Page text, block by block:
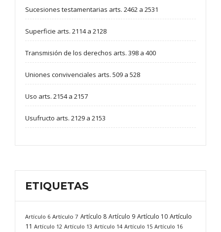
Sucesiones testamentarias arts. 2462 a 2531
Superficie arts. 2114 a 2128
Transmisión de los derechos arts. 398 a 400
Uniones convivenciales arts. 509 a 528
Uso arts. 2154 a 2157
Usufructo arts. 2129 a 2153
ETIQUETAS
Artículo 6 Artículo 7 Artículo 8 Artículo 9 Artículo 10 Artículo
11 Artículo 12 Artículo 13 Artículo 14 Artículo 15 Artículo 16